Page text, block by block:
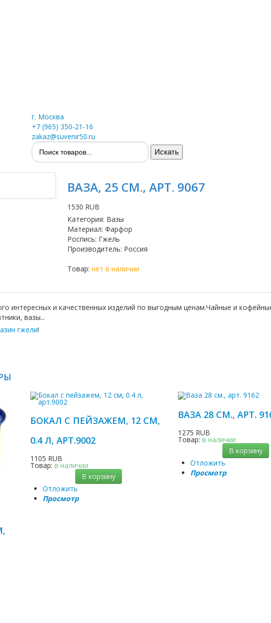
г. Москва
+7 (965) 350-21-16
zakaz@suvenir50.ru
ВАЗА, 25 СМ., АРТ. 9067
1530 RUB
Категория: Вазы
Материал: Фарфор
Роспись: Гжель
Производитель: Россия
Товар: нет в наличии
интересных и качественных изделий по выгодным ценам.Чайные и
вазы...
гжели!
БОКАЛ С ПЕЙЗАЖЕМ, 12 СМ,
0.4 Л, АРТ.9002
1105 RUB
Товар:в наличии
В корзину
Отложить
Просмотр
ВАЗА 28 СМ., АРТ.
1275 RUB
Товар: в наличии
В корзину
Отложить
Просмотр